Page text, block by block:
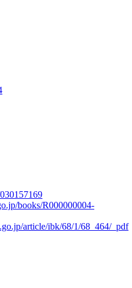
books/R000000004-
article/ibk/68/1/68_464/_pdf